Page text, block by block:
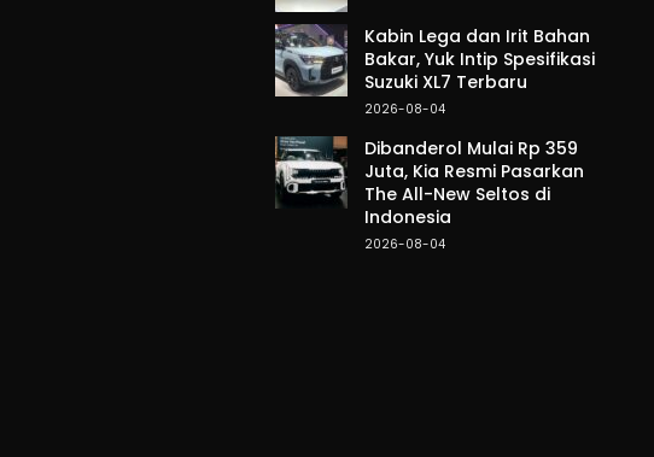
Kabin Lega dan Irit Bahan
Bakar, Yuk Intip Spesifikasi
Suzuki XL7 Terbaru
2026-08-04
Dibanderol Mulai Rp 359
Juta, Kia Resmi Pasarkan
The All-New Seltos di
Indonesia
2026-08-04